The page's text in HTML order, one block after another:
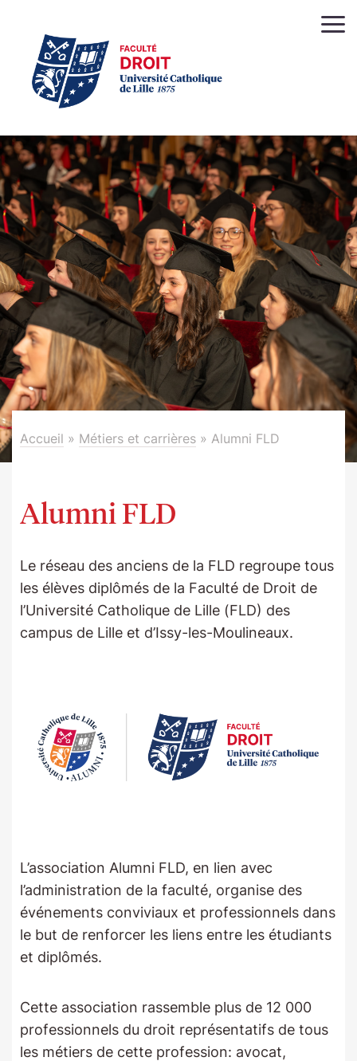
Accueil » Métiers et carrières » Alumni FLD
Alumni FLD
Le réseau des anciens de la FLD regroupe tous
les élèves diplômés de la Faculté de Droit de
l’Université Catholique de Lille (FLD) des
campus de Lille et d’Issy-les-Moulineaux.
L’association Alumni FLD, en lien avec
l’administration de la faculté, organise des
événements conviviaux et professionnels dans
le but de renforcer les liens entre les étudiants
et diplômés.
Cette association rassemble plus de 12 000
professionnels du droit représentatifs de tous
les métiers de cette profession: avocat,